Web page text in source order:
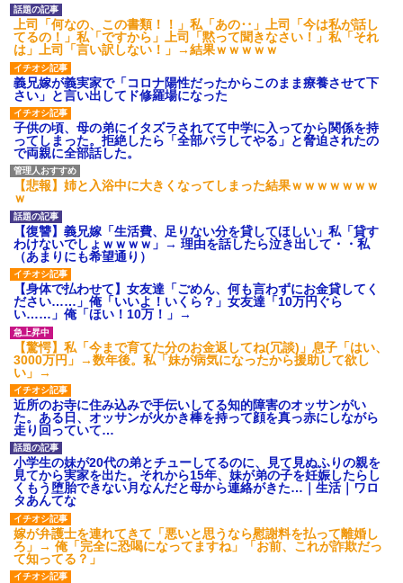
上司「何なの、この書類！！」私「あの‥」上司「今は私が話し
てるの！」私「ですから」上司「黙って聞きなさい！」私「それ
は」上司「言い訳しない！」→結果ｗｗｗｗｗ
義兄嫁が義実家で「コロナ陽性だったからこのまま療養させて下
さい」と言い出してド修羅場になった
子供の頃、母の弟にイタズラされてて中学に入ってから関係を持
ってしまった。拒絶したら「全部バラしてやる」と脅迫されたの
で両親に全部話した。
【悲報】姉と入浴中に大きくなってしまった結果ｗｗｗｗｗｗｗ
ｗ
【復讐】義兄嫁「生活費、足りない分を貸してほしい」私「貸す
わけないでしょｗｗｗｗ」→ 理由を話したら泣き出して・・私
（あまりにも希望通り）
【身体で払わせて】女友達「ごめん、何も言わずにお金貸してく
ださい……」俺「いいよ！いくら？」女友達「10万円ぐら
い……」俺「ほい！10万！」→
【驚愕】私「今まで育てた分のお金返してね(冗談)」息子「はい、
3000万円」→数年後。私「妹が病気になったから援助して欲し
い」→
近所のお寺に住み込みで手伝いしてる知的障害のオッサンがい
た。ある日、オッサンが火かき棒を持って顔を真っ赤にしながら
走り回っていて…
小学生の妹が20代の弟とチューしてるのに、見て見ぬふりの親を
見てから実家を出た。それから15年、妹が弟の子を妊娠したらし
くもう堕胎できない月なんだと母から連絡がきた…｜生活｜ワロ
タあんてな
嫁が弁護士を連れてきて「悪いと思うなら慰謝料を払って離婚し
ろ」→ 俺「完全に恐喝になってますね」「お前、これが詐欺だっ
て知ってる？」